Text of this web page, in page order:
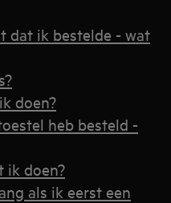
dat ik bestelde - wat
doen?
heb besteld -
ik doen?
als ik eerst een